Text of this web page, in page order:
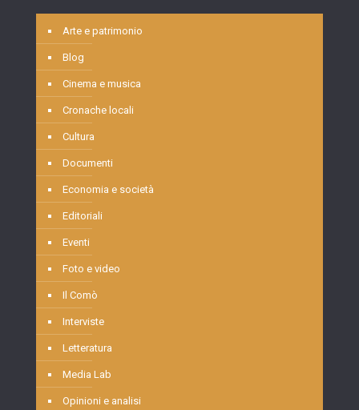
Arte e patrimonio
Blog
Cinema e musica
Cronache locali
Cultura
Documenti
Economia e società
Editoriali
Eventi
Foto e video
Il Comò
Interviste
Letteratura
Media Lab
Opinioni e analisi